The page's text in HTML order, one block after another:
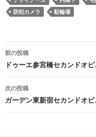
防犯カメラ
駐輪場
投
稿
ナ
ビ
ゲ
前の投稿
ドゥーエ参宮橋セカンドオ
次の投稿
ガーデン東新宿セカンドオ